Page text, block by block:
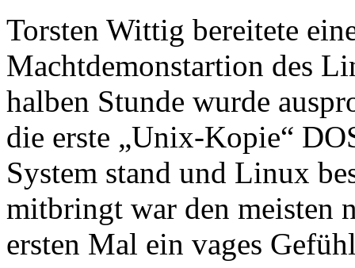
Torsten Wittig bereitete
Machtdemonstartion des
halben Stunde wurde
die erste „Unix-Kopie“
System stand und Linux
mitbringt war den meisten
ersten Mal ein vages